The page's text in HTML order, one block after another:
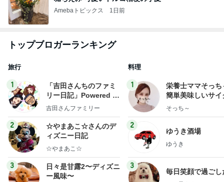
Amebaトピックス 1日前
トップブロガーランキング
旅行
1
「吉田さんちのファミ
リー日記」Powered b
y Ameba 吉田さんファ
ログ
吉田さんファミリー
2
☆やまあこ☆さんのデ
ィズニー日記
☆やまあこ☆
3
日々是甘露2〜ディズニ
ー風味〜
料理
1
栄養士ママそっち
簡単美味しいサイ
献立
そっち～
2
ゆうき酒場
ゆうき
3
毎日笑顔で過ごし